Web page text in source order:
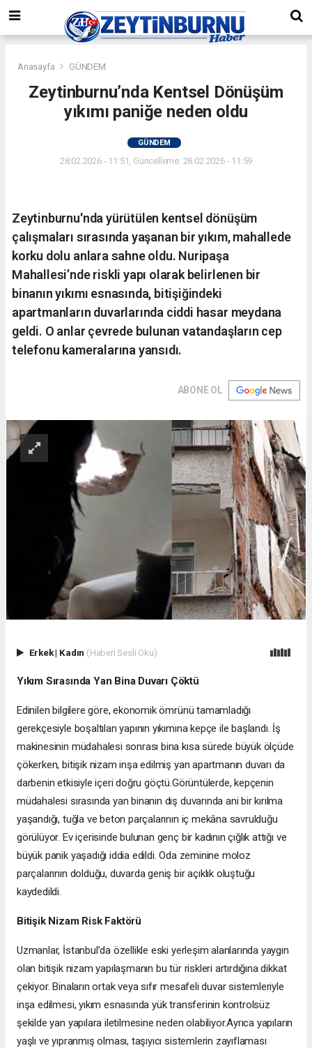
Anasayfa GÜNDEM
Zeytinburnu’nda Kentsel Dönüşüm
yıkımı paniğe neden oldu
GÜNDEM
28.02.2026 - 11:51, Güncelleme: 28.02.2026 - 11:59
Zeytinburnu'nda yürütülen kentsel dönüşüm
çalışmaları sırasında yaşanan bir yıkım, mahallede
korku dolu anlara sahne oldu. Nuripaşa
Mahallesi’nde riskli yapı olarak belirlenen bir
binanın yıkımı esnasında, bitişiğindeki
apartmanların duvarlarında ciddi hasar meydana
geldi. O anlar çevrede bulunan vatandaşların cep
telefonu kameralarına yansıdı.
ABONE OL
Erkek| Kadın (Haberi Sesli Oku)
Yıkım Sırasında Yan Bina Duvarı Çöktü
Edinilen bilgilere göre, ekonomik ömrünü tamamladığı
gerekçesiyle boşaltılan yapının yıkımına kepçe ile başlandı. İş
makinesinin müdahalesi sonrası bina kısa sürede büyük ölçüde
çökerken, bitişik nizam inşa edilmiş yan apartmanın duvarı da
darbenin etkisiyle içeri doğru göçtü.Görüntülerde, kepçenin
müdahalesi sırasında yan binanın dış duvarında ani bir kırılma
yaşandığı, tuğla ve beton parçalarının iç mekâna savrulduğu
görülüyor. Ev içerisinde bulunan genç bir kadının çığlık attığı ve
büyük panik yaşadığı iddia edildi. Oda zeminine moloz
parçalarının dolduğu, duvarda geniş bir açıklık oluştuğu
kaydedildi.
Bitişik Nizam Risk Faktörü
Uzmanlar, İstanbul’da özellikle eski yerleşim alanlarında yaygın
olan bitişik nizam yapılaşmanın bu tür riskleri artırdığına dikkat
çekiyor. Binaların ortak veya sıfır mesafeli duvar sistemleriyle
inşa edilmesi, yıkım esnasında yük transferinin kontrolsüz
şekilde yan yapılara iletilmesine neden olabiliyor.Ayrıca yapıların
yaşlı ve yıpranmış olması, taşıyıcı sistemlerin zayıflaması